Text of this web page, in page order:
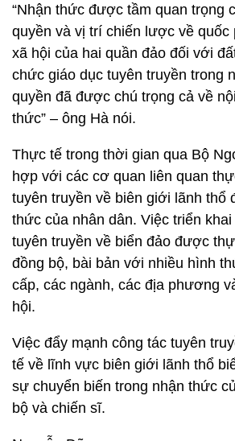
“Nhận thức được tầm quan trọng
quyền và vị trí chiến lược về quốc
xã hội của hai quần đảo đối với
chức giáo dục tuyên truyền trong
quyền đã được chú trọng cả về
thức” – ông Hà nói.
Thực tế trong thời gian qua Bộ
hợp với các cơ quan liên quan
tuyên truyền về biên giới lãnh thổ
thức của nhân dân. Việc triển
tuyên truyền về biển đảo được
đồng bộ, bài bản với nhiều hình
cấp, các ngành, các địa phương
hội.
Việc đẩy mạnh công tác tuyên
tế về lĩnh vực biên giới lãnh thổ
sự chuyển biến trong nhận thức
bộ và chiến sĩ.